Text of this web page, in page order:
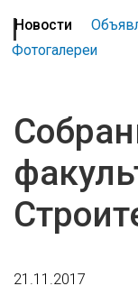
Новости
Фотогалереи
21.11.2017